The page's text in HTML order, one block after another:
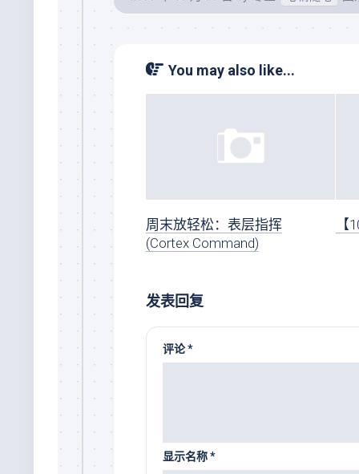
You may also like...
周末放轻松：表层指挥
(Cortex Command)
【
发表回复
评论*
显示名称*